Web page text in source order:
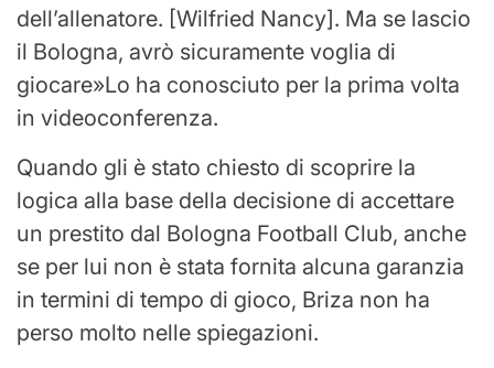
dell’allenatore. [Wilfried Nancy]. Ma se lascio
il Bologna, avrò sicuramente voglia di
giocare Lo ha conosciuto per la prima volta
in videoconferenza.
Quando gli è stato chiesto di scoprire la
logica alla base della decisione di accettare
un prestito dal Bologna Football Club, anche
se per lui non è stata fornita alcuna garanzia
in termini di tempo di gioco, Briza non ha
perso molto nelle spiegazioni.